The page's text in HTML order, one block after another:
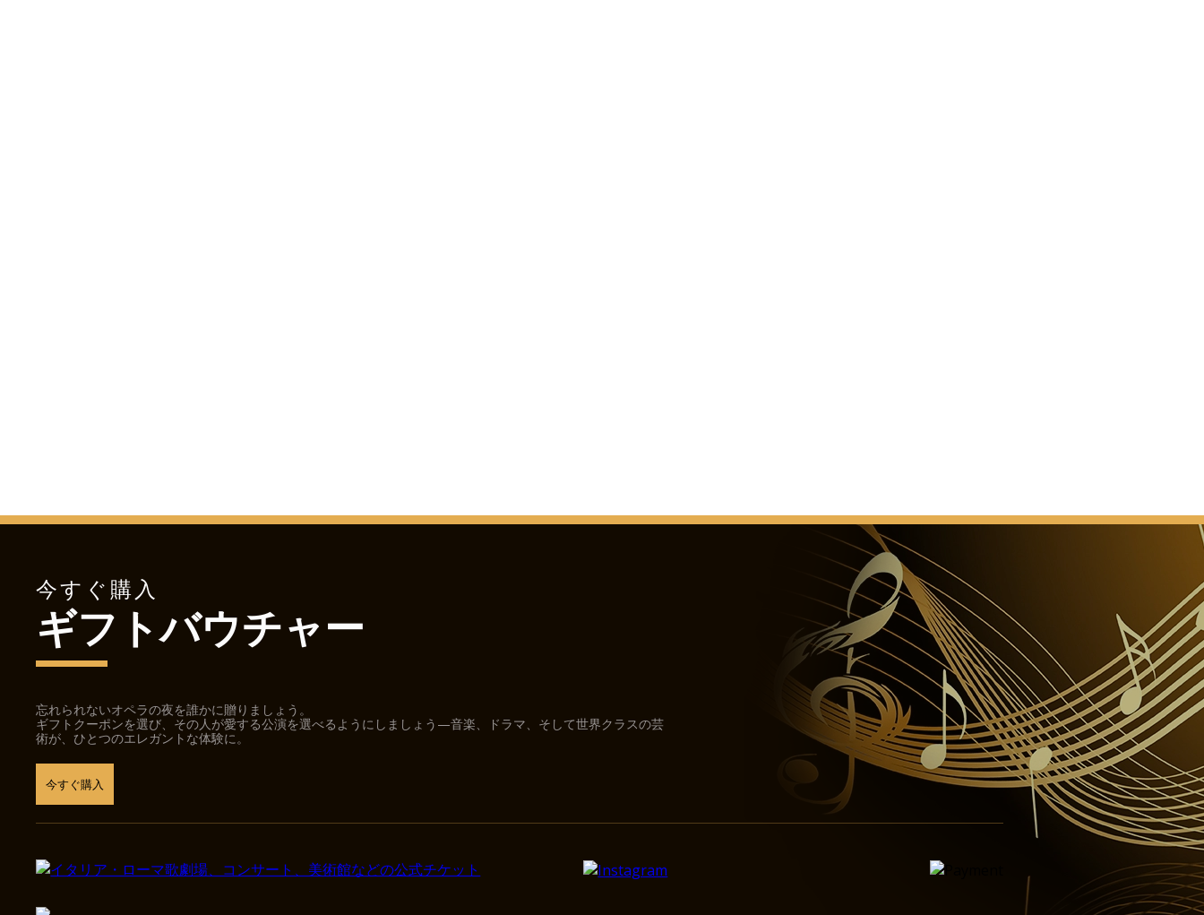
今すぐ購入
ギフトバウチャー
忘れられないオペラの夜を誰かに贈りましょう。
ギフトクーポンを選び、その人が愛する公演を選べるようにしましょう—音楽、ドラマ、そして世界クラスの芸
術が、ひとつのエレガントな体験に。
今すぐ購入